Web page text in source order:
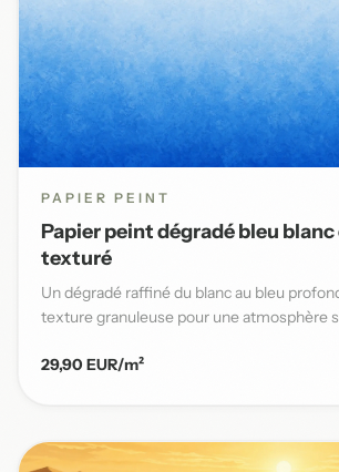
PAPIER PEINT
Papier peint dégradé bleu
texturé
Un dégradé raffiné du blanc au bleu
texture granuleuse pour une atmosphère
29,90 EUR/m²